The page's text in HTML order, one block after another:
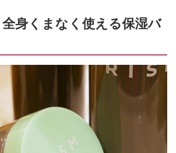
身くまなく使える保湿バ